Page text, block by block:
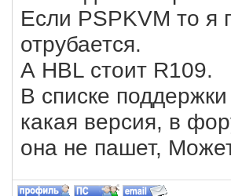
Если PSPKVM то я
отрубается.
А HBL стоит R109.
В списке
какая версия, в
она не пашет,